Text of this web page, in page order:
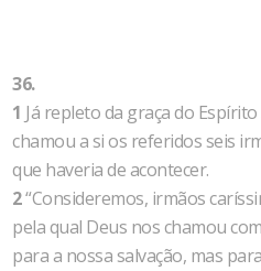
36.
1 Já repleto da graça do
chamou a si os referidos seis
que haveria de acontecer.
2“Consideremos, irmãos
pela qual Deus nos chamou
para a nossa salvação, mas